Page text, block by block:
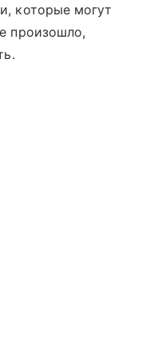
которые могут
произошло,